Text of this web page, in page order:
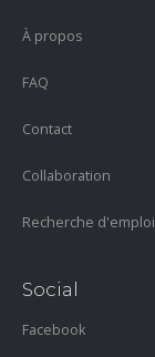
À propos
FAQ
Contact
Collaboration
Recherche d'emploi
Social
Facebook